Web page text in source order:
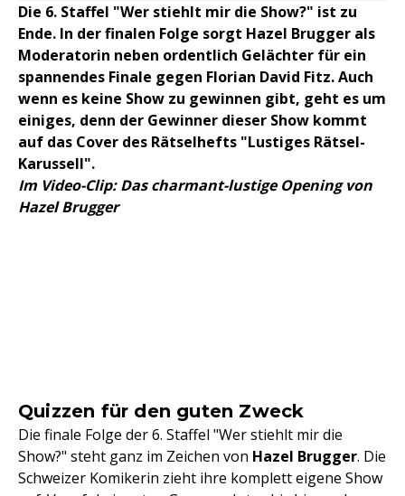
Die 6. Staffel "Wer stiehlt mir die Show?" ist zu
Ende. In der finalen Folge sorgt Hazel Brugger als
Moderatorin neben ordentlich Gelächter für ein
spannendes Finale gegen Florian David Fitz. Auch
wenn es keine Show zu gewinnen gibt, geht es um
einiges, denn der Gewinner dieser Show kommt
auf das Cover des Rätselhefts "Lustiges Rätsel-
Karussell".
Im Video-Clip: Das charmant-lustige Opening von
Hazel Brugger
Quizzen für den guten Zweck
Die finale Folge der 6. Staffel "Wer stiehlt mir die
Show?" steht ganz im Zeichen von Hazel Brugger. Die
Schweizer Komikerin zieht ihre komplett eigene Show